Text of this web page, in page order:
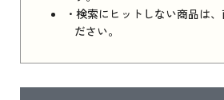
・検索にヒットしない商品は
ださい。
iPad 11インチ 2025年春モ
はこちら